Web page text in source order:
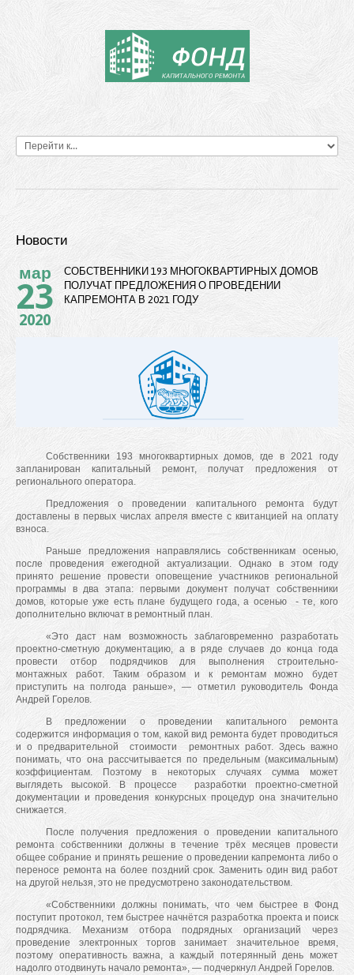
Новости
мар
23
2020
СОБСТВЕННИКИ 193 МНОГОКВАРТИРНЫХ ДОМОВ
ПОЛУЧАТ ПРЕДЛОЖЕНИЯ О ПРОВЕДЕНИИ
КАПРЕМОНТА В 2021 ГОДУ
Собственники 193 многоквартирных домов, где в 2021 году
запланирован капитальный ремонт, получат предложения от
регионального оператора.
Предложения о проведении капитального ремонта будут
доставлены в первых числах апреля вместе с квитанцией на оплату
взноса.
Раньше предложения направлялись собственникам осенью,
после проведения ежегодной актуализации. Однако в этом году
принято решение провести оповещение участников региональной
программы в два этапа: первыми документ получат собственники
домов, которые уже есть плане будущего года, а осенью - те, кого
дополнительно включат в ремонтный план.
«Это даст нам возможность заблаговременно разработать
проектно-сметную документацию, а в ряде случаев до конца года
провести отбор подрядчиков для выполнения строительно-
монтажных работ. Таким образом и к ремонтам можно будет
приступить на полгода раньше», — отметил руководитель Фонда
Андрей Горелов.
В предложении о проведении капитального ремонта
содержится информация о том, какой вид ремонта будет проводиться
и о предварительной стоимости ремонтных работ. Здесь важно
понимать, что она рассчитывается по предельным (максимальным)
коэффициентам. Поэтому в некоторых случаях сумма может
выглядеть высокой. В процессе разработки проектно-сметной
документации и проведения конкурсных процедур она значительно
снижается.
После получения предложения о проведении капитального
ремонта собственники должны в течение трёх месяцев провести
общее собрание и принять решение о проведении капремонта либо о
переносе ремонта на более поздний срок. Заменить один вид работ
на другой нельзя, это не предусмотрено законодательством.
«Собственники должны понимать, что чем быстрее в Фонд
поступит протокол, тем быстрее начнётся разработка проекта и поиск
подрядчика. Механизм отбора подрядных организаций через
проведение электронных торгов занимает значительное время,
поэтому оперативность важна, а каждый потерянный день может
надолго отодвинуть начало ремонта», — подчеркнул Андрей Горелов.